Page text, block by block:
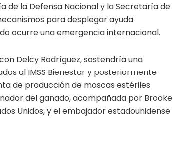
de la Defensa Nacional y la Secretaría de
para desplegar ayuda
ocurre una emergencia internacional.
Delcy Rodríguez, sostendría una
al IMSS Bienestar y posteriormente
de producción de moscas estériles
del ganado, acompañada por Brooke
Unidos, y el embajador estadounidense